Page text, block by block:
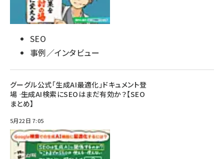
SEO
事例／インタビュー
グーグル公式「生成AI最適化」ドキュメント登
場 ―― 生成AI検索にSEOはまだ有効か？【SEO
まとめ】
5月22日 7:05